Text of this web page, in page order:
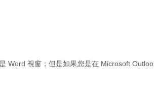
Word 視窗；但是如果您是在 Microsoft Outloo